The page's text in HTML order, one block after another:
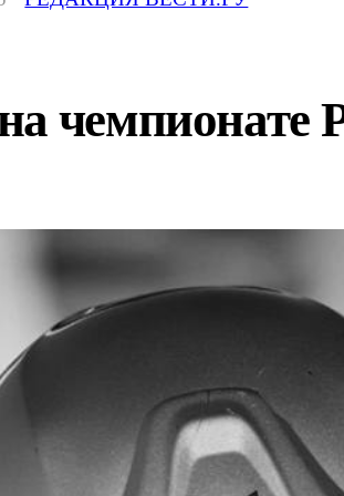
чемпионате